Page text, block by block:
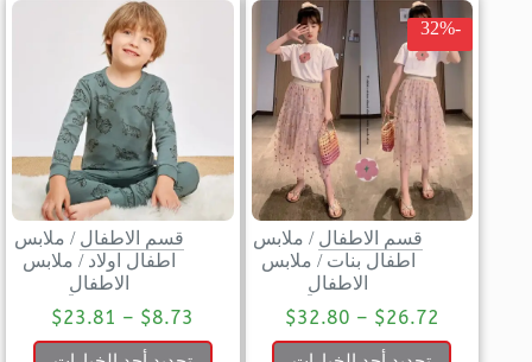
-32%
قسم الاطفال / ملابس
اطفال بنات / ملابس
الاطفال
$26.72
–
$32.80
قسم الاطفال / ملابس
اطفال اولاد / ملابس
الاطفال
$8.73
–
$23.81